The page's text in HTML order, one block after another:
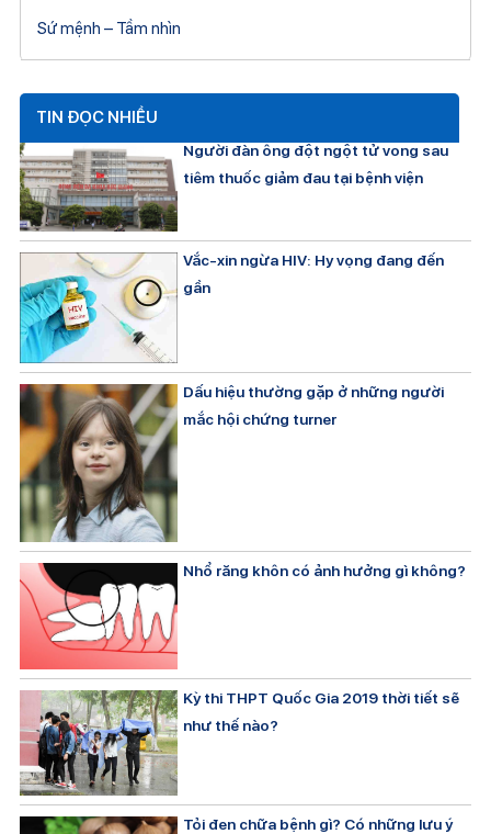
Sứ mệnh – Tầm nhìn
TIN ĐỌC NHIỀU
Người đàn ông đột ngột tử vong sau
tiêm thuốc giảm đau tại bệnh viện
Vắc-xin ngừa HIV: Hy vọng đang đến
gần
Dấu hiệu thường gặp ở những người
mắc hội chứng turner
Nhổ răng khôn có ảnh hưởng gì không?
Kỳ thi THPT Quốc Gia 2019 thời tiết sẽ
như thế nào?
Tỏi đen chữa bệnh gì? Có những lưu ý